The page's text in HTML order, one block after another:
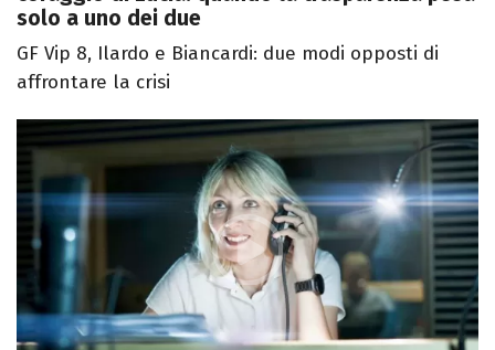
solo a uno dei due
GF Vip 8, Ilardo e Biancardi: due modi opposti di
affrontare la crisi